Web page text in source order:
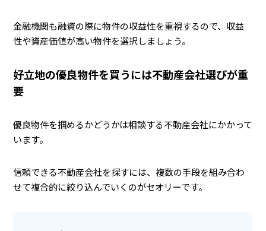
金融機関も融資の際に物件の収益性を重視するので、収益
性や資産価値が高い物件を選択しましょう。
好立地の優良物件を買うには不動産会社選びが重
要
優良物件を掴めるかどうかは相談する不動産会社にかかって
います。
信頼できる不動産会社を探すには、複数の手段を組み合わ
せて複合的に絞り込んでいくのがセオリーです。